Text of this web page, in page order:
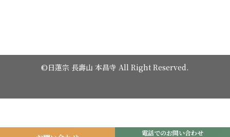
電話でのお問い合わせ
©日蓮宗 長壽山 本昌寺 All Right Reserved.